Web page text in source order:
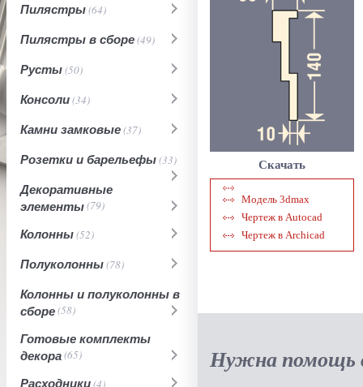
Пилястры(64)
Пилястры в сборе(49)
Русты(50)
Консоли(34)
Камни замковые(37)
Розетки и барельефы(33)
Декоративные
элементы(79)
Колонны(52)
Полуколонны(78)
Колонны и полуколонны в
сборе(58)
Готовые комплекты
декора(65)
Расходники(4)
Скачать
Модель 3dmax
Чертеж в Autocad
Чертеж в Archicad
Нужна помощь